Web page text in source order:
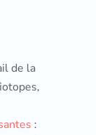
de la
: